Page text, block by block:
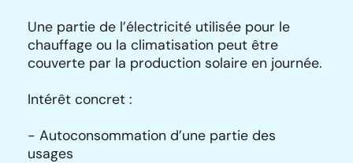
Une partie de l’électricité utilisée pour le
chauffage ou la climatisation peut être
couverte par la production solaire en journée.
Intérêt concret :
- Autoconsommation d’une partie des
usages